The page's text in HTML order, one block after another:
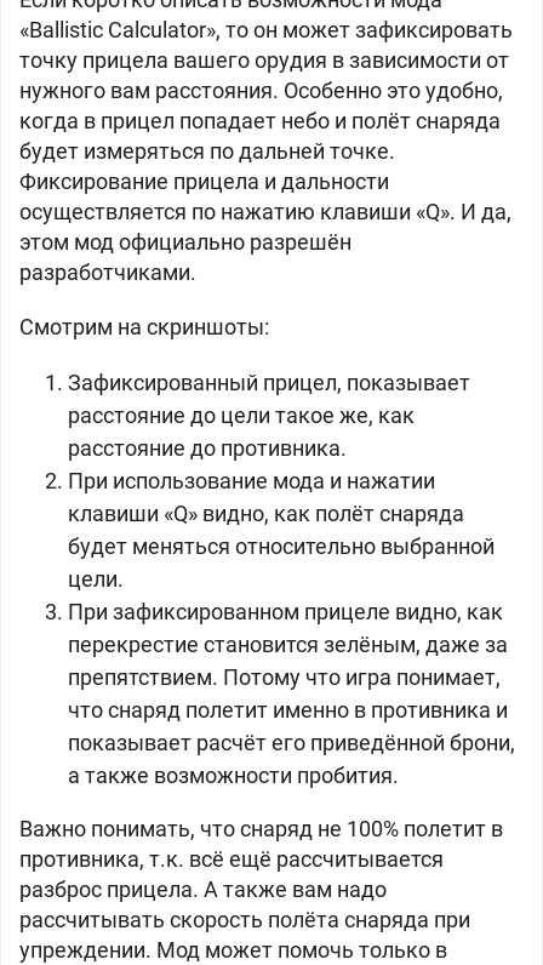
«Ballistic Calculator», то он может зафиксировать
точку прицела вашего орудия в зависимости от
нужного вам расстояния. Особенно это удобно,
когда в прицел попадает небо и полёт снаряда
будет измеряться по дальней точке.
Фиксирование прицела и дальности
осуществляется по нажатию клавиши «Q». И да,
этом мод официально разрешён
разработчиками.
Смотрим на скриншоты:
Зафиксированный прицел, показывает
расстояние до цели такое же, как
расстояние до противника.
При использование мода и нажатии
клавиши «Q» видно, как полёт снаряда
будет меняться относительно выбранной
цели.
При зафиксированном прицеле видно, как
перекрестие становится зелёным, даже за
препятствием. Потому что игра понимает,
что снаряд полетит именно в противника и
показывает расчёт его приведённой брони,
а также возможности пробития.
Важно понимать, что снаряд не 100% полетит в
противника, т.к. всё ещё рассчитывается
разброс прицела. А также вам надо
рассчитывать скорость полёта снаряда при
упреждении. Мод может помочь только в